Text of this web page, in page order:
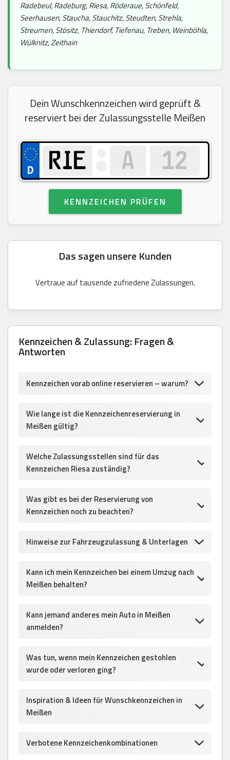
Radebeul, Radeburg, Riesa, Röderaue, Schönfeld,
Seerhausen, Staucha, Stauchitz, Steudten, Strehla,
Streumen, Stösitz, Thiendorf, Tiefenau, Treben, Weinböhla,
Wülknitz, Zeithain
Dein Wunschkennzeichen wird geprüft &
reserviert bei der Zulassungsstelle Meißen
KENNZEICHEN PRÜFEN
Das sagen unsere Kunden
Vertraue auf tausende zufriedene Zulassungen.
Kennzeichen & Zulassung: Fragen &
Antworten
Kennzeichen vorab online reservieren – warum?
Wie lange ist die Kennzeichenreservierung in
Meißen gültig?
Welche Zulassungsstellen sind für das
Kennzeichen Riesa zuständig?
Was gibt es bei der Reservierung von
Kennzeichen noch zu beachten?
Hinweise zur Fahrzeugzulassung & Unterlagen
Kann ich mein Kennzeichen bei einem Umzug nach
Meißen behalten?
Kann jemand anderes mein Auto in Meißen
anmelden?
Was tun, wenn mein Kennzeichen gestohlen
wurde oder verloren ging?
Inspiration & Ideen für Wunschkennzeichen in
Meißen
Verbotene Kennzeichenkombinationen